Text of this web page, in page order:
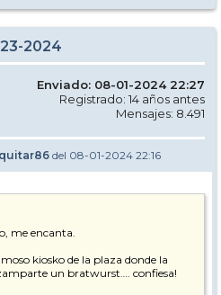
2024
Enviado: 08-01-2024 22:27
Registrado: 14 años antes
Mensajes: 8.491
del 08-01-2024 22:16
me encanta.
kiosko de la plaza donde la
un bratwurst…. confiesa!